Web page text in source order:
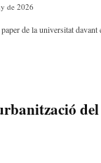
de 2026
de la universitat